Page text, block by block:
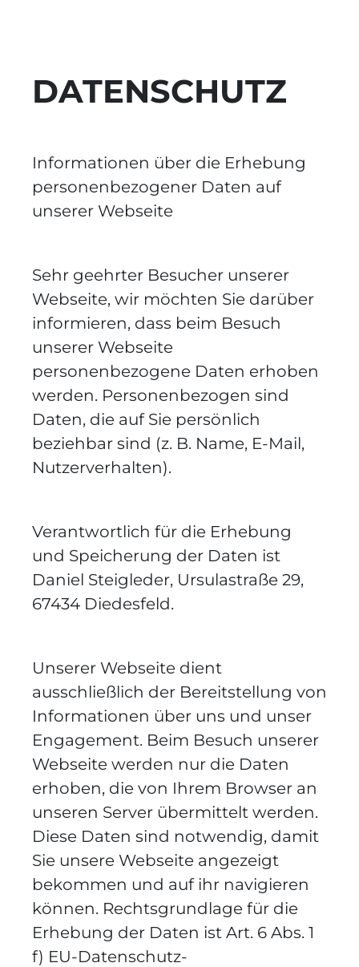
DATENSCHUTZ
Informationen über die Erhebung
personenbezogener Daten auf
unserer Webseite
Sehr geehrter Besucher unserer
Webseite, wir möchten Sie darüber
informieren, dass beim Besuch
unserer Webseite
personenbezogene Daten erhoben
werden. Personenbezogen sind
Daten, die auf Sie persönlich
beziehbar sind (z. B. Name, E-Mail,
Nutzerverhalten).
Verantwortlich für die Erhebung
und Speicherung der Daten ist
Daniel Steigleder, Ursulastraße 29,
67434 Diedesfeld.
Unserer Webseite dient
ausschließlich der Bereitstellung von
Informationen über uns und unser
Engagement. Beim Besuch unserer
Webseite werden nur die Daten
erhoben, die von Ihrem Browser an
unseren Server übermittelt werden.
Diese Daten sind notwendig, damit
Sie unsere Webseite angezeigt
bekommen und auf ihr navigieren
können. Rechtsgrundlage für die
Erhebung der Daten ist Art. 6 Abs. 1
f) EU-Datenschutz-